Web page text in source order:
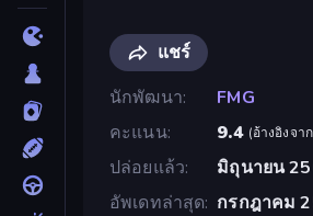
แชร์
นักพัฒนา
FMG
คะแนน
9.4 (อ้างอิงจา
ปล่อยแล้ว
มิถุนายน
อัพเดทล่าสุด กรกฎาคม